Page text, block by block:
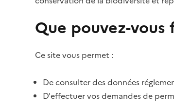
Que pouvez-vous
Ce site vous permet :
De consulter des données
D'effectuer vos demandes de